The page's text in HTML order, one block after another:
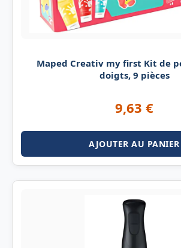
Maped Creativ my first Kit de
doigts, 9 pièces
9,63 €
AJOUTER AU PANIER